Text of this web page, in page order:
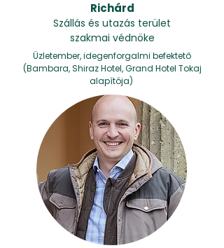
Richárd
Szállás és utazás terület
szakmai védnöke
Üzletember, idegenforgalmi befektető
(Bambara, Shiraz Hotel, Grand Hotel Tokaj
alapítója)